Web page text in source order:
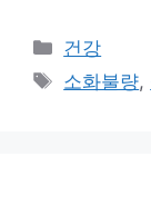
카
테
건강
태
소화불량,